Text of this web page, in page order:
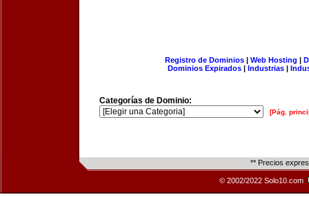
Registro de Dominios| Web Hosting |
Dominios Expirados | Industrias |
Categorías de Dominio:
[Pág.
** Precios
© 2002/2022 Solo10.com